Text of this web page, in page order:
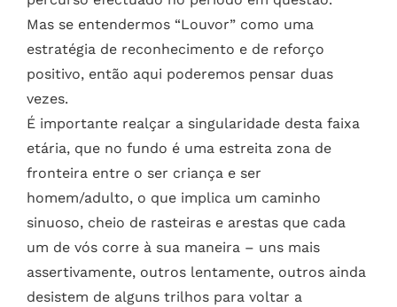
Mas se entendermos “Louvor” como uma
estratégia de reconhecimento e de reforço
positivo, então aqui poderemos pensar duas
vezes.
É importante realçar a singularidade desta faixa
etária, que no fundo é uma estreita zona de
fronteira entre o ser criança e ser
homem/adulto, o que implica um caminho
sinuoso, cheio de rasteiras e arestas que cada
um de vós corre à sua maneira – uns mais
assertivamente, outros lentamente, outros ainda
desistem de alguns trilhos para voltar a